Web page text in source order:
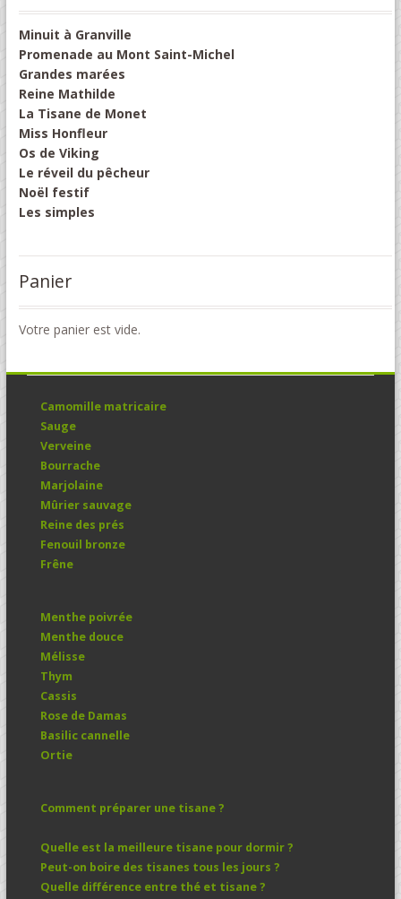
Minuit à Granville
Promenade au Mont Saint-Michel
Grandes marées
Reine Mathilde
La Tisane de Monet
Miss Honfleur
Os de Viking
Le réveil du pêcheur
Noël festif
Les simples
Panier
Votre panier est vide.
Camomille matricaire
Sauge
Verveine
Bourrache
Marjolaine
Mûrier sauvage
Reine des prés
Fenouil bronze
Frêne
Menthe poivrée
Menthe douce
Mélisse
Thym
Cassis
Rose de Damas
Basilic cannelle
Ortie
Comment préparer une tisane ?
Quelle est la meilleure tisane pour dormir ?
Peut-on boire des tisanes tous les jours ?
Quelle différence entre thé et tisane ?